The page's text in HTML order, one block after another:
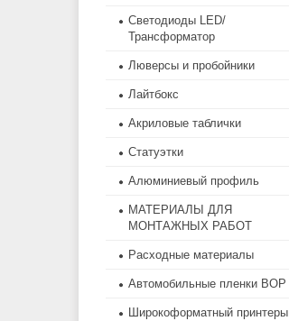
Светодиоды LED/
Трансформатор
Люверсы и пробойники
Лайтбокс
Акриловые таблички
Статуэтки
Алюминиевый профиль
МАТЕРИАЛЫ ДЛЯ
МОНТАЖНЫХ РАБОТ
Расходные материалы
Автомобильные пленки BOP
Широкоформатный принтеры